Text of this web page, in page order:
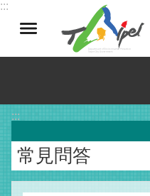
跳到主要內容區塊
:::
:::
常見問答